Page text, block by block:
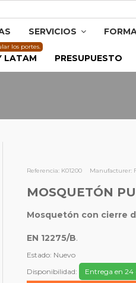
SERVICIOS
LATAM
los portes.
PRESUPUESTO
Referencia: K01200 Manufacturer:
MOSQUETÓN
Mosquetón con cierre
EN 12275/B.
Estado: Nuevo
Disponibilidad:
Entrega en 24